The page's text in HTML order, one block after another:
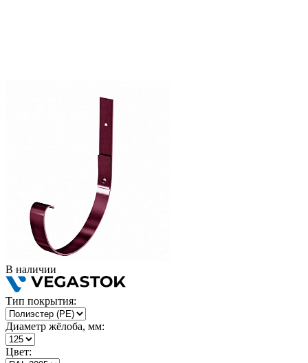
В наличии
Тип покрытия:
Диаметр жёлоба, мм:
Цвет: